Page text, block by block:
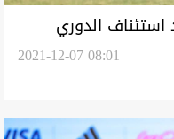
استئناف الدوري
2021-12-07 08:01